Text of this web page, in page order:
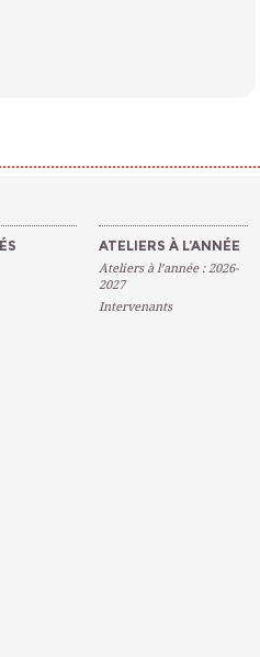
ATELIERS À L’ANNÉE
Ateliers à l’année : 2026-
2027
Intervenants